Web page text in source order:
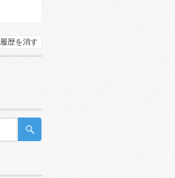
履歴を消す